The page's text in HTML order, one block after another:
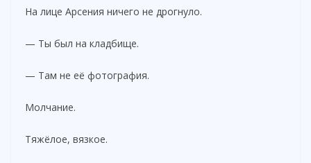
На лице Арсения ничего не дрогнуло.
— Ты был на кладбище.
— Там не её фотография.
Молчание.
Тяжёлое, вязкое.